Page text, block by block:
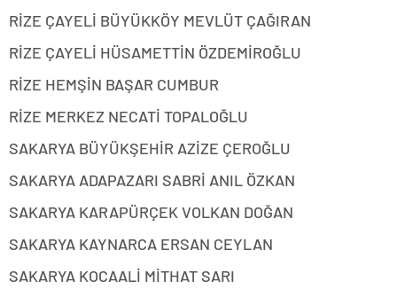
RİZE ÇAYELİ BÜYÜKKÖY MEVLÜT ÇAĞIRAN
RİZE ÇAYELİ HÜSAMETTİN ÖZDEMİROĞLU
RİZE HEMŞİN BAŞAR CUMBUR
RİZE MERKEZ NECATİ TOPALOĞLU
SAKARYA BÜYÜKŞEHİR AZİZE ÇEROĞLU
SAKARYA ADAPAZARI SABRİ ANIL ÖZKAN
SAKARYA KARAPÜRÇEK VOLKAN DOĞAN
SAKARYA KAYNARCA ERSAN CEYLAN
SAKARYA KOCAALİ MİTHAT SARI